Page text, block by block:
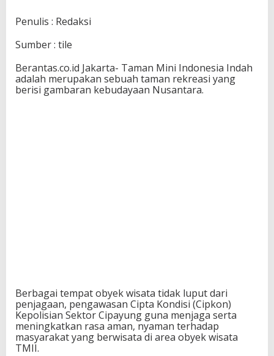
Penulis : Redaksi
Sumber : tile
Berantas.co.id Jakarta- Taman Mini Indonesia Indah
adalah merupakan sebuah taman rekreasi yang
berisi gambaran kebudayaan Nusantara.
Berbagai tempat obyek wisata tidak luput dari
penjagaan, pengawasan Cipta Kondisi (Cipkon)
Kepolisian Sektor Cipayung guna menjaga serta
meningkatkan rasa aman, nyaman terhadap
masyarakat yang berwisata di area obyek wisata
TMII.